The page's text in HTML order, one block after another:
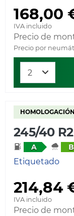
168,00
IVA incluido
Precio de
Precio por
245/40
A B
Etiquetado
214,84
IVA incluido
Precio de